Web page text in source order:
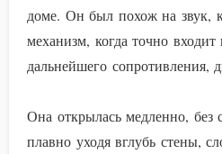
доме. Он был похож на звук,
механизм, когда точно
дальнейшего сопротивления,
Она открылась медленно, без
плавно уходя вглубь стены,